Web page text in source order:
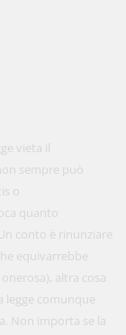
vieta il
sempre può
o
quanto
conto è rinunziare
equivarrebbe
altra cosa
legge comunque
Non importa se la